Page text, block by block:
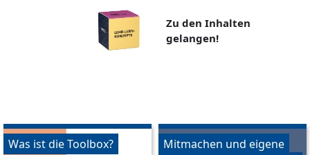
Zu den Inhalten
gelangen!
Was ist die Toolbox?
Mitmachen und eigene